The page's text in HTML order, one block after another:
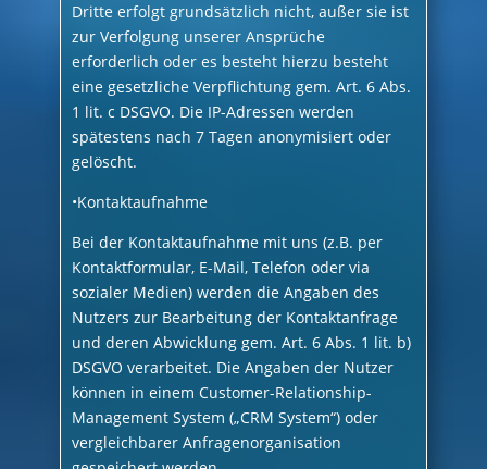
Dritte erfolgt grundsätzlich nicht, außer sie ist
zur Verfolgung unserer Ansprüche
erforderlich oder es besteht hierzu besteht
eine gesetzliche Verpflichtung gem. Art. 6 Abs.
1 lit. c DSGVO. Die IP-Adressen werden
spätestens nach 7 Tagen anonymisiert oder
gelöscht.
•Kontaktaufnahme
Bei der Kontaktaufnahme mit uns (z.B. per
Kontaktformular, E-Mail, Telefon oder via
sozialer Medien) werden die Angaben des
Nutzers zur Bearbeitung der Kontaktanfrage
und deren Abwicklung gem. Art. 6 Abs. 1 lit. b)
DSGVO verarbeitet. Die Angaben der Nutzer
können in einem Customer-Relationship-
Management System („CRM System“) oder
vergleichbarer Anfragenorganisation